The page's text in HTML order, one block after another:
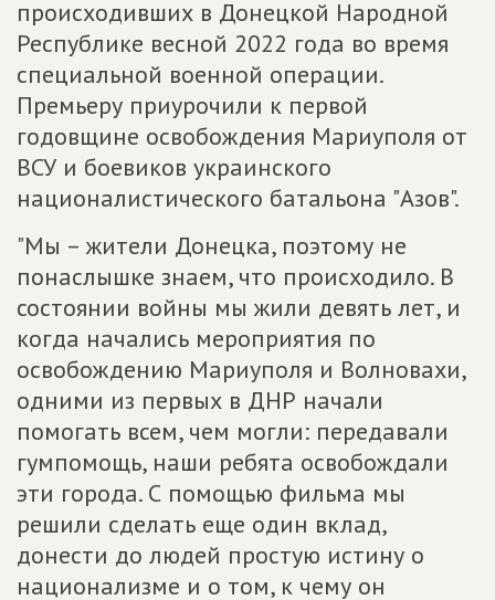
происходивших в Донецкой Народной
Республике весной 2022 года во время
специальной военной операции.
Премьеру приурочили к первой
годовщине освобождения Мариуполя от
ВСУ и боевиков украинского
националистического батальона "Азов".
"Мы – жители Донецка, поэтому не
понаслышке знаем, что происходило. В
состоянии войны мы жили девять лет, и
когда начались мероприятия по
освобождению Мариуполя и Волновахи,
одними из первых в ДНР начали
помогать всем, чем могли: передавали
гумпомощь, наши ребята освобождали
эти города. С помощью фильма мы
решили сделать еще один вклад,
донести до людей простую истину о
национализме и о том, к чему он